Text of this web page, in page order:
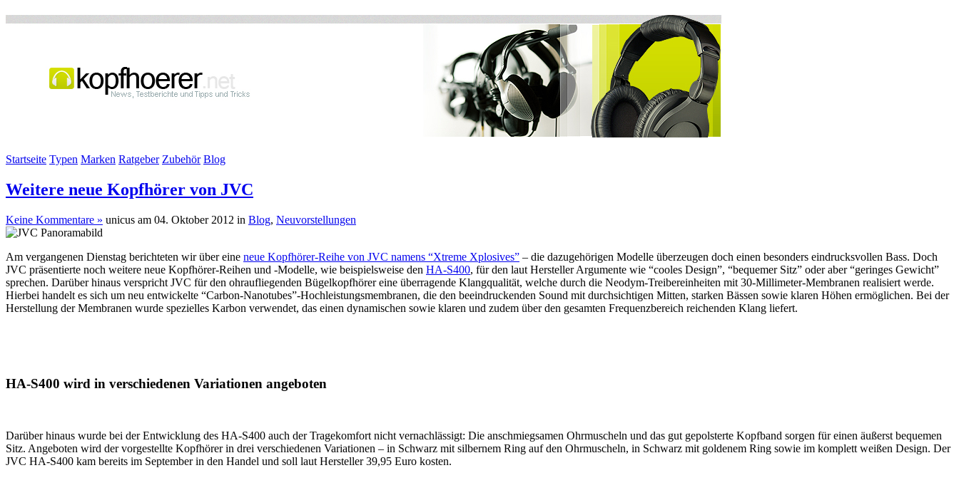
Startseite Typen Marken Ratgeber Zubehör Blog
Weitere neue Kopfhörer von JVC
Keine Kommentare » unicus am 04. Oktober 2012 in Blog, Neuvorstellungen
Am vergangenen Dienstag berichteten wir über eine neue Kopfhörer-Reihe von JVC namens “Xtreme Xplosives” – die dazugehörigen Modelle überzeugen doch einen besonders eindrucksvollen Bass. Doch
JVC präsentierte noch weitere neue Kopfhörer-Reihen und -Modelle, wie beispielsweise den HA-S400, für den laut Hersteller Argumente wie “cooles Design”, “bequemer Sitz” oder aber “geringes Gewicht”
sprechen. Darüber hinaus verspricht JVC für den ohraufliegenden Bügelkopfhörer eine überragende Klangqualität, welche durch die Neodym-Treibereinheiten mit 30-Millimeter-Membranen realisiert werde.
Hierbei handelt es sich um neu entwickelte “Carbon-Nanotubes”-Hochleistungsmembranen, die den beeindruckenden Sound mit durchsichtigen Mitten, starken Bässen sowie klaren Höhen ermöglichen. Bei der
Herstellung der Membranen wurde spezielles Karbon verwendet, das einen dynamischen sowie klaren und zudem über den gesamten Frequenzbereich reichenden Klang liefert.
HA-S400 wird in verschiedenen Variationen angeboten
Darüber hinaus wurde bei der Entwicklung des HA-S400 auch der Tragekomfort nicht vernachlässigt: Die anschmiegsamen Ohrmuscheln und das gut gepolsterte Kopfband sorgen für einen äußerst bequemen
Sitz. Angeboten wird der vorgestellte Kopfhörer in drei verschiedenen Variationen – in Schwarz mit silbernem Ring auf den Ohrmuscheln, in Schwarz mit goldenem Ring sowie im komplett weißen Design. Der
JVC HA-S400 kam bereits im September in den Handel und soll laut Hersteller 39,95 Euro kosten.